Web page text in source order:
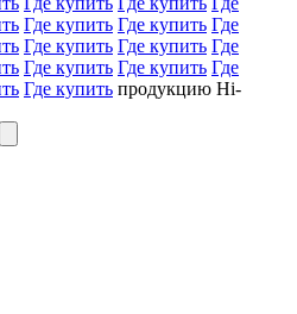
Где купить Где купить Где
Где купить Где купить Где
Где купить Где купить Где
Где купить продукцию Hi-